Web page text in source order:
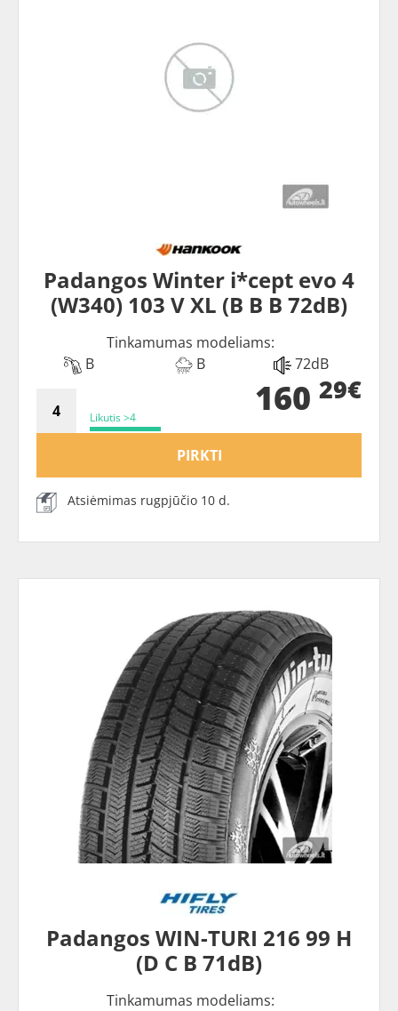
Padangos Winter i*cept evo 4
(W340) 103 V XL (B B B 72dB)
Tinkamumas modeliams:
B
B 72dB
Likutis >4 160 29€
PIRKTI
Atsiėmimas rugpjūčio 10 d.
Padangos WIN-TURI 216 99 H
(D C B 71dB)
Tinkamumas modeliams: